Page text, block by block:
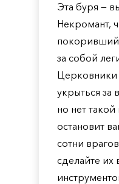
Эта буря —
Некромант,
за собой
укрыться за
но нет
остановит
сотни
сделайте